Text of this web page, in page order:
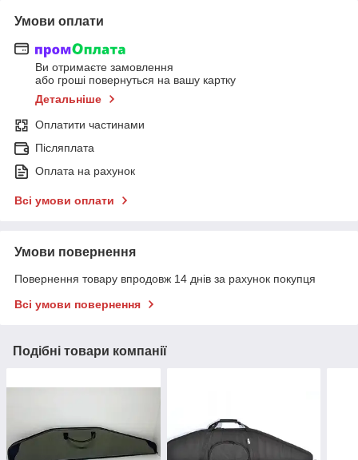
Умови оплати
Ви отримаєте замовлення
або гроші повернуться на вашу картку
Детальніше
Оплатити частинами
Післяплата
Оплата на рахунок
Всі умови оплати
Умови повернення
Повернення товару впродовж 14 днів за рахунок покупця
Всі умови повернення
Подібні товари компанії